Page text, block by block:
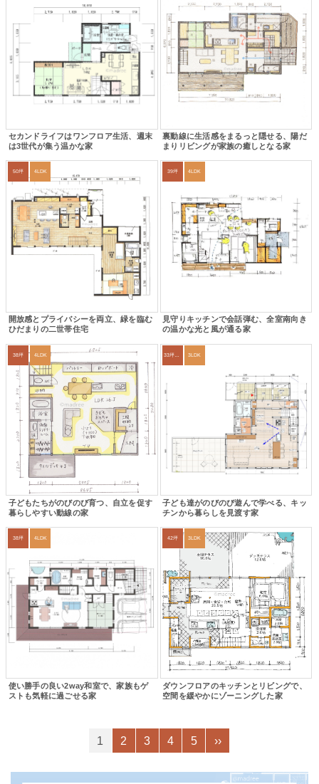
セカンドライフはワンフロア生活、週末
は3世代が集う温かな家
裏動線に生活感をまるっと隠せる、陽だ
まりリビングが家族の癒しとなる家
50坪 4LDK
開放感とプライバシーを両立、緑を臨む
ひだまりの二世帯住宅
39坪 4LDK
見守りキッチンで会話弾む、全室南向き
の温かな光と風が通る家
38坪 4LDK
子どもたちがのびのび育つ、自立を促す
暮らしやすい動線の家
33坪～36坪 3LDK
子ども達がのびのび遊んで学べる、キッ
チンから暮らしを見渡す家
38坪 4LDK
使い勝手の良い2way和室で、家族もゲ
ストも気軽に過ごせる家
42坪 3LDK
ダウンフロアのキッチンとリビングで、
空間を緩やかにゾーニングした家
1 2 3 4 5 ››